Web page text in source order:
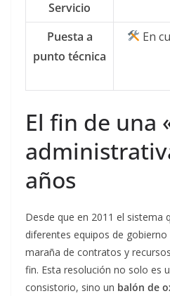
Servicio
Puesta a
punto técnica
En
El fin de una
años
Desde que en 2011 el sistema
diferentes equipos de
maraña de contratos y
fin. Esta resolución no solo es
consistorio, sino un balón de